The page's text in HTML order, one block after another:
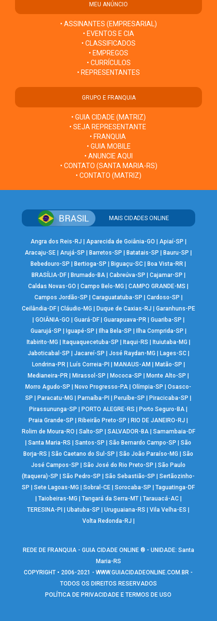
MEU ANÚNCIO
• ASSINANTES (EMPRESARIAL)
• EVENTOS E CIA
• CLASSIFICADOS
• EMPREGOS
• CURRÍCULOS
• REPRESENTANTES
GRUPO E FRANQUIA
• GUIA CIDADE (MATRIZ)
• SEJA REPRESENTANTE
• FRANQUIA
• GUIA MOBILE
• ANUNCIE AQUI
• CONTATO (SANTA MARIA-RS)
• CONTATO (MATRIZ)
MAIS CIDADES ONLINE
Angra dos Reis-RJ Aparecida de Goiânia-GO Apiaí-SP
Aracaju-SE |Arujá-SP Barretos-SP Batatais-SP Bauru-SP
Bebedouro-SP
Bertioga-SP Biguaçu-SC Boa Vista-RR
BRASÍLIA-DF| Brumado-BA| Cabreúva-SP Cajamar-SP
Caldas Novas-GO
|Campo Belo-MG |CAMPO GRANDE-MS
Campos Jordão-SP
Caraguatatuba-SP Cardoso-SP
Ceilândia-DF| Cláudio-MG Duque de Caxias-RJ
Garanhuns-PE
GOIÂNIA-GO Guará-DF| Guarapuava-PR| Guariba-SP
Guarujá-SP
Iguapé-SP Ilha Bela-SP Ilha Comprida-SP
Itabirito-MG
Itaquaquecetuba-SP Itaqui-RS Ituiutaba-MG
Jaboticabal-SP
Jacareí-SP José Raydan-MG Lages-SC|
Londrina-PR| Luís Correia-PI MANAUS-AM Matão-SP
Medianeira-PR
Mirassol-SP Mococa-SP Monte Alto-SP
Morro Agudo-SP
Novo Progresso-PA |Olímpia-SP |Osasco-
SP
Paracatu-MG Parnaíba-PI Peruíbe-SP Piracicaba-SP
Pirassununga-SP
PORTO ALEGRE-RS Porto Seguro-BA
Praia Grande-SP
Ribeirão Preto-SP RIO DE JANEIRO-RJ
Rolim de Moura-RO
Salto-SP SALVADOR-BA| Samambaia-DF
|Santa Maria-RS |Santos-SP |São Bernardo Campo-SP |São
Borja-RS
|São Caetano do Sul-SP |São João Paraíso-MG |São
José Campos-SP
|São José do Rio Preto-SP |São Paulo
(Itaquera)-SP
|São Pedro-SP |São Sebastião-SP |Sertãozinho-
SP
|Sete Lagoas-MG |Sobral-CE |Sorocaba-SP |Taguatinga-DF
Taiobeiras-MG Tangará da Serra-MT| Tarauacá-AC|
TERESINA-PI
|Ubatuba-SP |Uruguaiana-RS |Vila Velha-ES
Volta Redonda-RJ
REDE DE FRANQUIA - GUIA CIDADE ONLINE ® - UNIDADE: Santa
Maria-RS
COPYRIGHT • 2006-2021 -WWW.GUIACIDADEONLINE.COM.BR -
TODOS OS DIREITOS RESERVADOS
POLÍTICA DE PRIVACIDADE E TERMOS DE USO